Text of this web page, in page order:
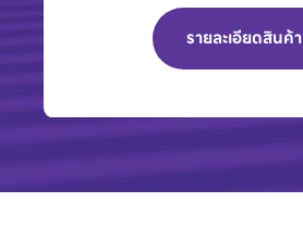
รายละเอียดสินค้า